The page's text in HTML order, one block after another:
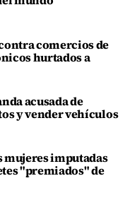
comercios de
hurtados a
acusada de
y vender vehículos
mujeres imputadas
"premiados" de